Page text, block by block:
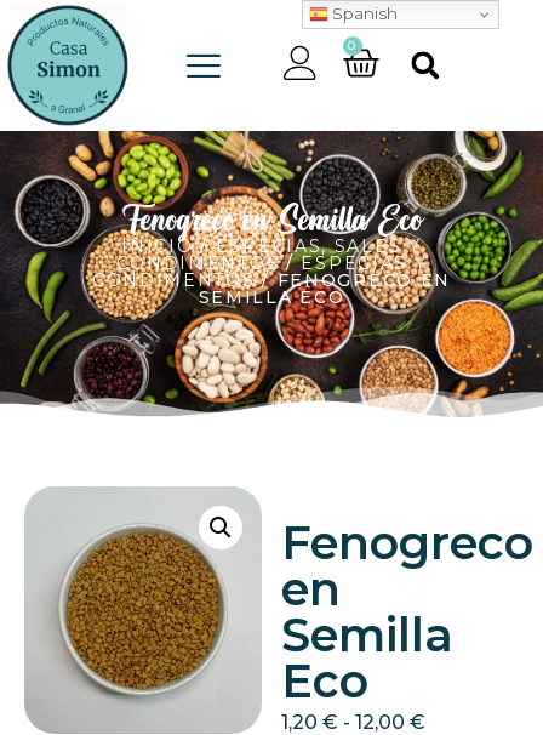
0
Fenogreco en Semilla Eco
INICIO/ESPECIAS, SALES Y
CONDIMENTOS/ESPECIAS Y
CONDIMENTOS/ FENOGRECO EN
SEMILLA ECO
Fenogreco
en
Semilla
Eco
1,20 € - 12,00 €
Spanish